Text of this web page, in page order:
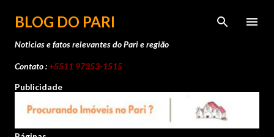
Pular para o conteúdo principal
BLOG DO PARI
Noticias e fatos relevantes do Pari e região
Contato :+5511 97353-1515
Publicidade